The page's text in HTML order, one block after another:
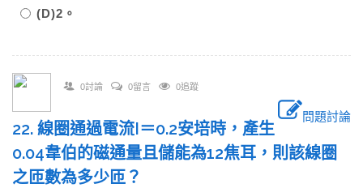
(D)2。
0討論 0留言 0追蹤
問題討論
22. 線圈通過電流I＝0.2安培時，產生
0.04韋伯的磁通量且儲能為12焦耳，則該線圈
之匝數為多少匝？